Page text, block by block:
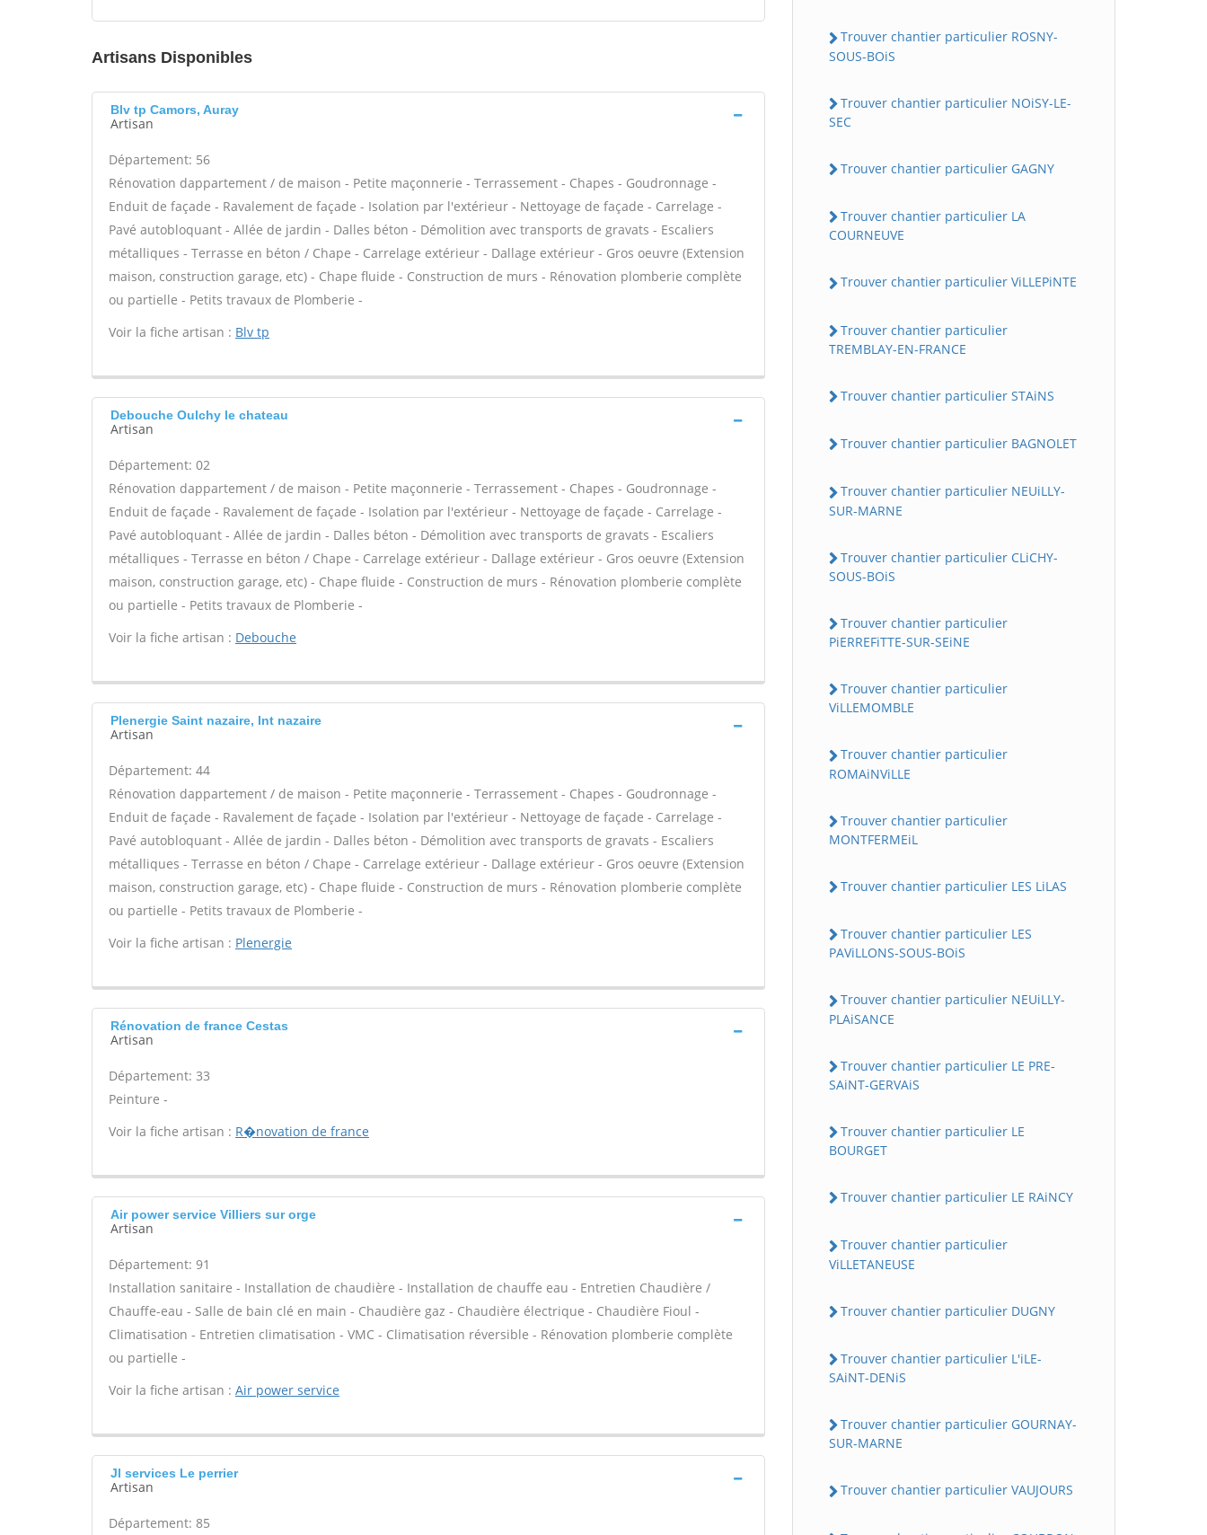
Artisans Disponibles
Blv tp Camors, Auray
Artisan
Département: 56
Rénovation dappartement / de maison - Petite maçonnerie - Terrassement - Chapes - Goudronnage -
Enduit de façade - Ravalement de façade - Isolation par l'extérieur - Nettoyage de façade - Carrelage -
Pavé autobloquant - Allée de jardin - Dalles béton - Démolition avec transports de gravats - Escaliers
métalliques - Terrasse en béton / Chape - Carrelage extérieur - Dallage extérieur - Gros oeuvre (Extension
maison, construction garage, etc) - Chape fluide - Construction de murs - Rénovation plomberie complète
ou partielle - Petits travaux de Plomberie -
Voir la fiche artisan : Blv tp
Debouche Oulchy le chateau
Artisan
Département: 02
Rénovation dappartement / de maison - Petite maçonnerie - Terrassement - Chapes - Goudronnage -
Enduit de façade - Ravalement de façade - Isolation par l'extérieur - Nettoyage de façade - Carrelage -
Pavé autobloquant - Allée de jardin - Dalles béton - Démolition avec transports de gravats - Escaliers
métalliques - Terrasse en béton / Chape - Carrelage extérieur - Dallage extérieur - Gros oeuvre (Extension
maison, construction garage, etc) - Chape fluide - Construction de murs - Rénovation plomberie complète
ou partielle - Petits travaux de Plomberie -
Voir la fiche artisan : Debouche
Plenergie Saint nazaire, Int nazaire
Artisan
Département: 44
Rénovation dappartement / de maison - Petite maçonnerie - Terrassement - Chapes - Goudronnage -
Enduit de façade - Ravalement de façade - Isolation par l'extérieur - Nettoyage de façade - Carrelage -
Pavé autobloquant - Allée de jardin - Dalles béton - Démolition avec transports de gravats - Escaliers
métalliques - Terrasse en béton / Chape - Carrelage extérieur - Dallage extérieur - Gros oeuvre (Extension
maison, construction garage, etc) - Chape fluide - Construction de murs - Rénovation plomberie complète
ou partielle - Petits travaux de Plomberie -
Voir la fiche artisan : Plenergie
Rénovation de france Cestas
Artisan
Département: 33
Peinture -
Voir la fiche artisan : R�novation de france
Air power service Villiers sur orge
Artisan
Département: 91
Installation sanitaire - Installation de chaudière - Installation de chauffe eau - Entretien Chaudière /
Chauffe-eau - Salle de bain clé en main - Chaudière gaz - Chaudière électrique - Chaudière Fioul -
Climatisation - Entretien climatisation - VMC - Climatisation réversible - Rénovation plomberie complète
ou partielle -
Voir la fiche artisan : Air power service
Jl services Le perrier
Artisan
Département: 85
Trouver chantier particulier ROSNY-
SOUS-BOiS
Trouver chantier particulier NOiSY-LE-
SEC
Trouver chantier particulier GAGNY
Trouver chantier particulier LA
COURNEUVE
Trouver chantier particulier ViLLEPiNTE
Trouver chantier particulier
TREMBLAY-EN-FRANCE
Trouver chantier particulier STAiNS
Trouver chantier particulier BAGNOLET
Trouver chantier particulier NEUiLLY-
SUR-MARNE
Trouver chantier particulier CLiCHY-
SOUS-BOiS
Trouver chantier particulier
PiERREFiTTE-SUR-SEiNE
Trouver chantier particulier
ViLLEMOMBLE
Trouver chantier particulier
ROMAiNViLLE
Trouver chantier particulier
MONTFERMEiL
Trouver chantier particulier LES LiLAS
Trouver chantier particulier LES
PAViLLONS-SOUS-BOiS
Trouver chantier particulier NEUiLLY-
PLAiSANCE
Trouver chantier particulier LE PRE-
SAiNT-GERVAiS
Trouver chantier particulier LE
BOURGET
Trouver chantier particulier LE RAiNCY
Trouver chantier particulier
ViLLETANEUSE
Trouver chantier particulier DUGNY
Trouver chantier particulier L'iLE-
SAiNT-DENiS
Trouver chantier particulier GOURNAY-
SUR-MARNE
Trouver chantier particulier VAUJOURS